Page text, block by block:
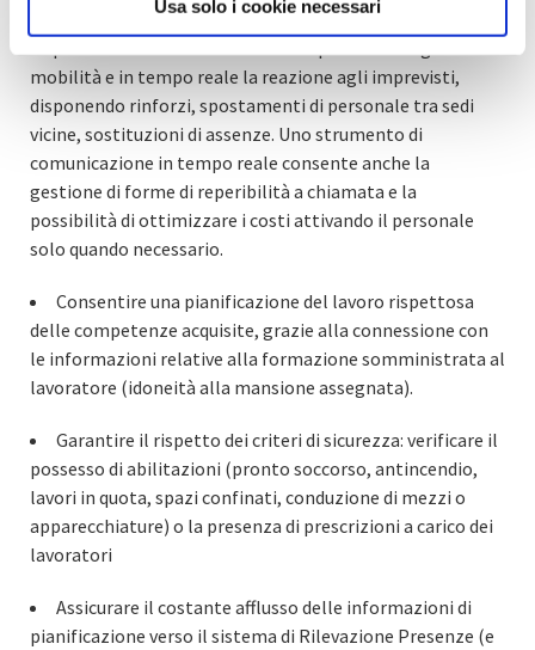
Usa solo i cookie necessari
anche sul piano penale a carico dei vertici aziendali). La
mobilità e in tempo reale la reazione agli imprevisti,
disponendo rinforzi, spostamenti di personale tra sedi
vicine, sostituzioni di assenze. Uno strumento di
comunicazione in tempo reale consente anche la
gestione di forme di reperibilità a chiamata e la
possibilità di ottimizzare i costi attivando il personale
solo quando necessario.
Consentire una pianificazione del lavoro rispettosa
delle competenze acquisite, grazie alla connessione con
le informazioni relative alla formazione somministrata al
lavoratore (idoneità alla mansione assegnata).
Garantire il rispetto dei criteri di sicurezza: verificare il
possesso di abilitazioni (pronto soccorso, antincendio,
lavori in quota, spazi confinati, conduzione di mezzi o
apparecchiature) o la presenza di prescrizioni a carico dei
lavoratori
Assicurare il costante afflusso delle informazioni di
pianificazione verso il sistema di Rilevazione Presenze (e